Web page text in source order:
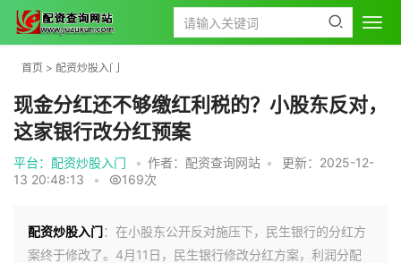
首页 > 配资炒股入门
现金分红还不够缴红利税的？小股东反对，
这家银行改分红预案
平台：配资炒股入门 • 作者：配资查询网站 •
更新：2025-12-
13 20:48:13
• 169次
配资炒股入门：在小股东公开反对施压下，民生银行的分红方
案终于修改了。4月11日，民生银行修改分红方案，利润分配